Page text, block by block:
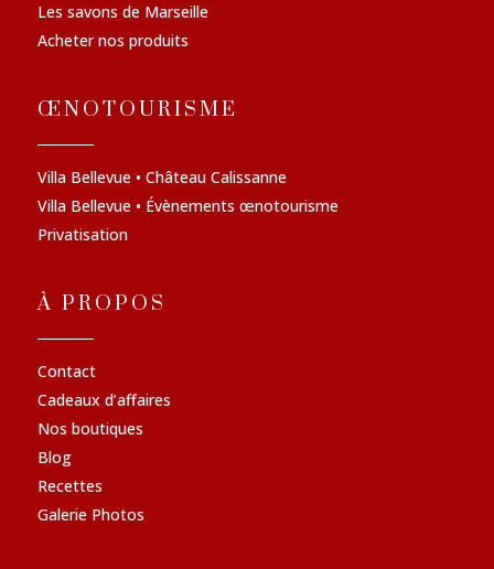
Les savons de Marseille
Acheter nos produits
ŒNOTOURISME
Villa Bellevue • Château Calissanne
Villa Bellevue • Évènements œnotourisme
Privatisation
À PROPOS
Contact
Cadeaux d’affaires
Nos boutiques
Blog
Recettes
Galerie Photos